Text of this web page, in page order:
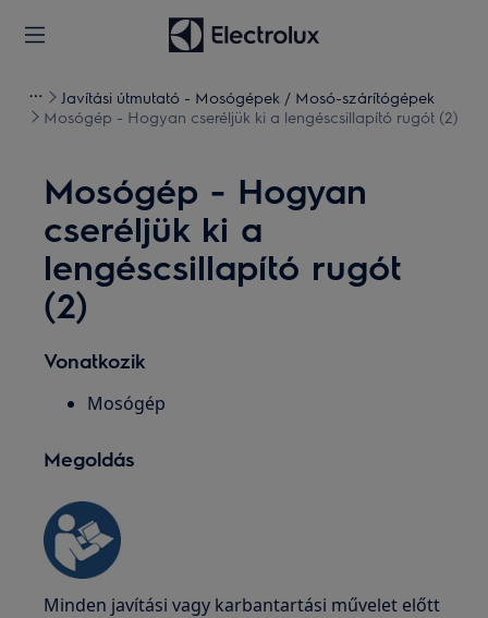
Javítási útmutató - Mosógépek / Mosó-szárítógépek
Mosógép - Hogyan cseréljük ki a lengéscsillapító rugót (2)
Mosógép - Hogyan
cseréljük ki a
lengéscsillapító rugót
(2)
Vonatkozik
Mosógép
Megoldás
Minden javítási vagy karbantartási művelet előtt